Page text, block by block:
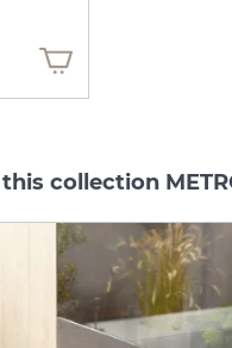
collection